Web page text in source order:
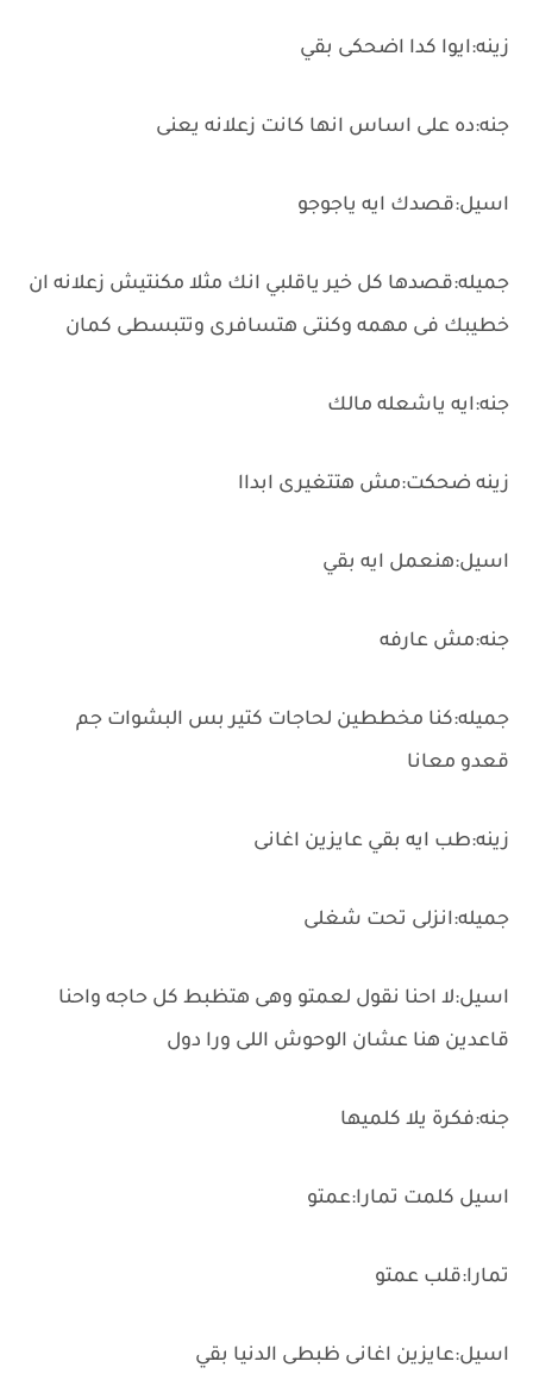
زينه:ايوا كدا اضحكى بقي
جنه:ده على اساس انها كانت زعلانه يعنى
اسيل:قصدك ايه ياجوجو
جميله:قصدها كل خير ياقلبي انك مثلا مكنتيش زعلانه ان
خطيبك فى مهمه وكنتى هتسافرى وتتبسطى كمان
جنه:ايه ياشعله مالك
زينه ضحكت:مش هتتغيرى ابداا
اسيل:هنعمل ايه بقي
جنه:مش عارفه
جميله:كنا مخططين لحاجات كتير بس البشوات جم
قعدو معانا
زينه:طب ايه بقي عايزين اغانى
جميله:انزلى تحت شغلى
اسيل:لا احنا نقول لعمتو وهى هتظبط كل حاجه واحنا
قاعدين هنا عشان الوحوش اللى ورا دول
جنه:فكرة يلا كلميها
اسيل كلمت تمارا:عمتو
تمارا:قلب عمتو
اسيل:عايزين اغانى ظبطى الدنيا بقي